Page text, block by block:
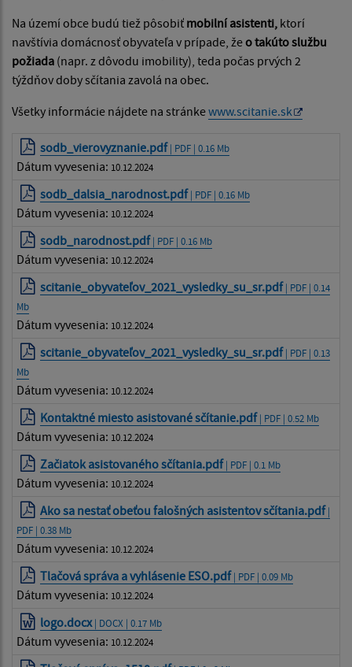
Na území obce budú tiež pôsobiť mobilní asistenti, ktorí
navštívia domácnosť obyvateľa v prípade, žeo takúto službu
požiada (napr. z dôvodu imobility), teda počas prvých 2
týždňov doby sčítania zavolá na obec.
Všetky informácie nájdete na stránkewww.scitanie.sk
sodb_vierovyznanie.pdf | PDF | 0.16 Mb
Dátum vyvesenia: 10.12.2024
sodb_dalsia_narodnost.pdf | PDF | 0.16 Mb
Dátum vyvesenia: 10.12.2024
sodb_narodnost.pdf | PDF | 0.16 Mb
Dátum vyvesenia: 10.12.2024
scitanie_obyvateľov_2021_vysledky_su_sr.pdf | PDF | 0.14
Mb
Dátum vyvesenia: 10.12.2024
scitanie_obyvateľov_2021_vysledky_su_sr.pdf | PDF | 0.13
Mb
Dátum vyvesenia: 10.12.2024
Kontaktné miesto asistované sčítanie.pdf | PDF | 0.52 Mb
Dátum vyvesenia: 10.12.2024
Začiatok asistovaného sčítania.pdf | PDF | 0.1 Mb
Dátum vyvesenia: 10.12.2024
Ako sa nestať obeťou falošných asistentov sčítania.pdf |
PDF | 0.38 Mb
Dátum vyvesenia: 10.12.2024
Tlačová správa a vyhlásenie ESO.pdf | PDF | 0.09 Mb
Dátum vyvesenia: 10.12.2024
logo.docx| DOCX | 0.17 Mb
Dátum vyvesenia: 10.12.2024